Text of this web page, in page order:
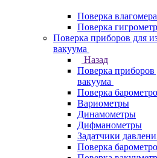
Поверка влагомера
Поверка
Поверка приборов для
вакуума
Назад
Поверка приборов
вакуума
Поверка
Вариометры
Динамометры
Дифманометры
Задатчики
Поверка